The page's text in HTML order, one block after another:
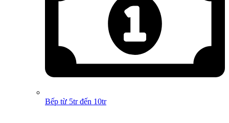
Bếp từ 5tr đến 10tr